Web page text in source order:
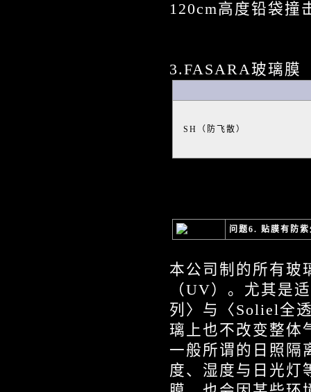
120cm高度铅袋撞
3.FASARA玻璃膜
SH（防飞散）
问题6. 贴膜有防
本公司制的所有玻
（UV）。尤其是
列〉与〈Soliel全
璃上也不改变整体
一般所谓的日照隔
度、湿度与日光灯